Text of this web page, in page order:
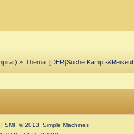
) » Thema:[DER]Suche Kampf-
| SMF © 2013
Simple Machines